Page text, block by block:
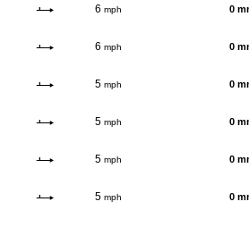
6 mph 0
6 mph 0
5 mph 0
5 mph 0
5 mph 0
5 mph 0